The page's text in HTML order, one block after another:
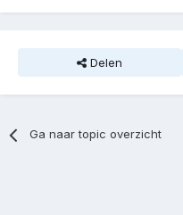
Delen
Ga naar topic overzicht